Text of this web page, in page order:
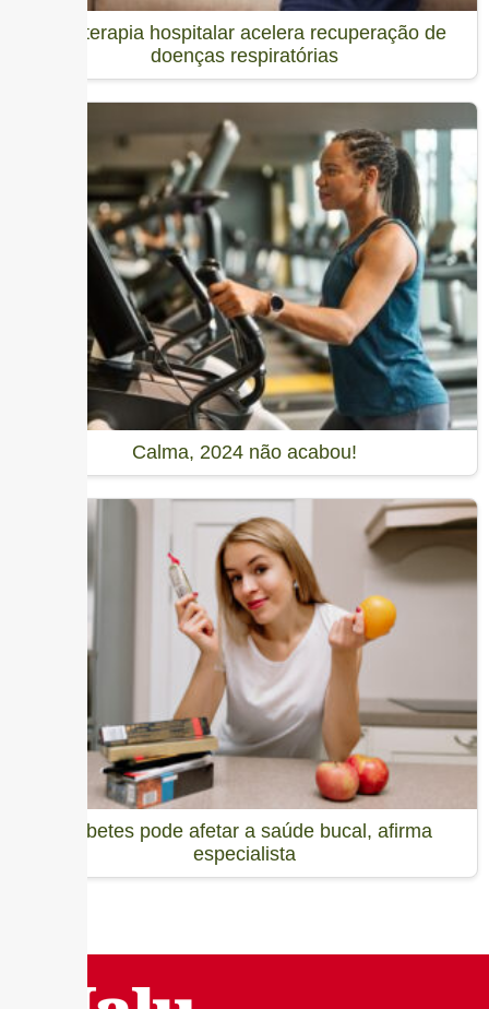
Fisioterapia hospitalar acelera recuperação de
doenças respiratórias
Calma, 2024 não acabou!
Diabetes pode afetar a saúde bucal, afirma
especialista